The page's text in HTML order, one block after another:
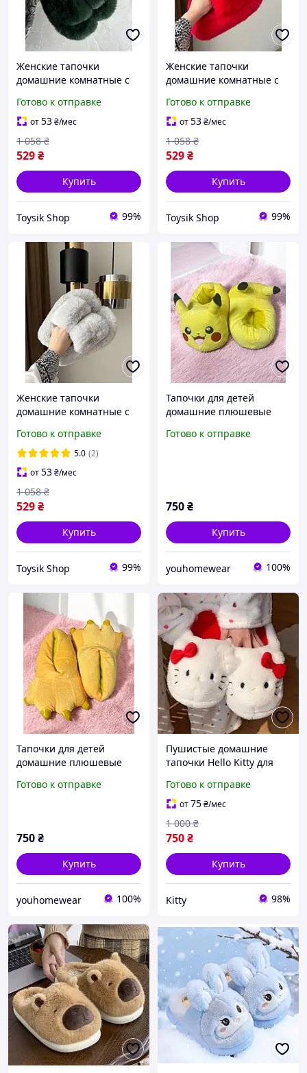
Женские тапочки
домашние комнатные с
улицы дома темно
зеленые мягкие меховые
шлепанцы тапки тапочки
37 размер
Готово к отправке
от53₴/мес
529₴
1 058 ₴
Купить
Toysik Shop 99%
Женские тапочки
домашние комнатные с
улицы дома красные
мягкие меховые
шлепанцы тапки тапочки
37 размер
Готово к отправке
от53₴/мес
529₴
1 058 ₴
Купить
Toysik Shop 99%
Женские тапочки
домашние комнатные с
улицы дома светло серые
мягкие меховые
шлепанцы тапки тапочки
37 размер
Готово к отправке
5.0 (2)
от53₴/мес
529₴
1 058 ₴
Купить
Toysik Shop 99%
Тапочки для детей
домашние плюшевые
Готово к отправке
750₴
Купить
youhomewear 100%
Тапочки для детей
домашние плюшевые
желтые
Готово к отправке
750₴
Купить
youhomewear 100%
Пушистые домашние
тапочки Hello Kitty для
размер (10302)
Готово к отправке
от75₴/мес
750₴
1 000 ₴
Купить
Kitty 98%